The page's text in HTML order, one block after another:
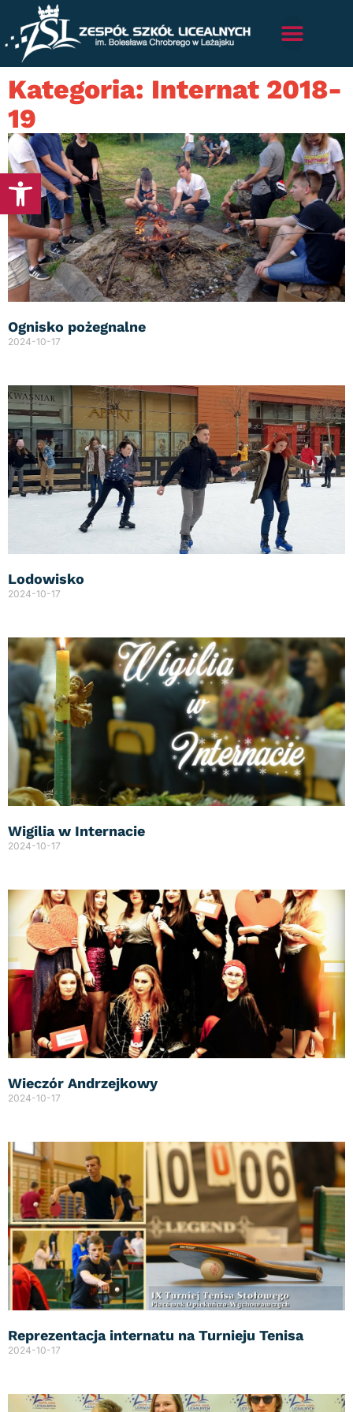
Otwórz pasek narzędzi
Kategoria: Internat 2018-
19
Ognisko pożegnalne
2024-10-17
Lodowisko
2024-10-17
Wigilia w Internacie
2024-10-17
Wieczór Andrzejkowy
2024-10-17
Reprezentacja internatu na Turnieju Tenisa
2024-10-17